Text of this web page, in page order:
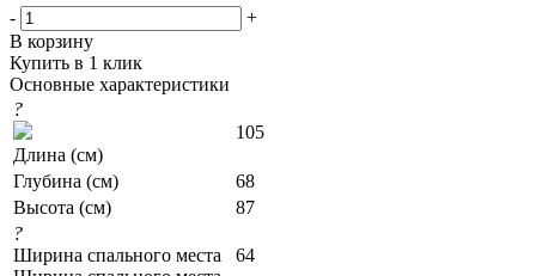
-
+
В корзину
Купить в 1 клик
Основные характеристики
?
Длина (см)
105
Глубина (см)
68
Высота (см)
87
?
Ширина спального места
64